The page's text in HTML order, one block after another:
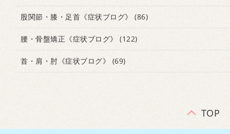
股関節・膝・足首《症状ブログ》 (86)
腰・骨盤矯正《症状ブログ》 (122)
首・肩・肘《症状ブログ》 (69)
TOP